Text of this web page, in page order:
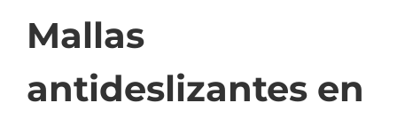
Mallas
antideslizantes en